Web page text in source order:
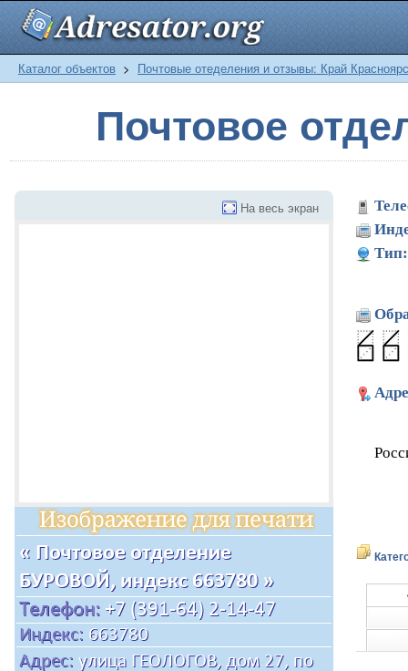
Каталог объектов > Почтовые отеделения и отзывы: Край
Почтовое
На весь экран
Тип: